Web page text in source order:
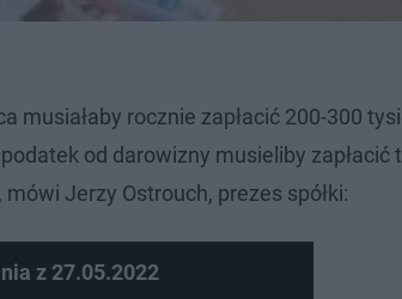
musiałaby rocznie zapłacić 200-300
od darowizny musieliby zapłacić
Jerzy Ostrouch, prezes spółki:
z 27.05.2022